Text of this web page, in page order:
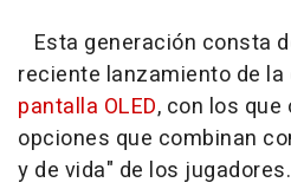
Esta generación consta
reciente lanzamiento de la
pantalla OLED, con los
opciones que combinan
y de vida" de los jugadores.